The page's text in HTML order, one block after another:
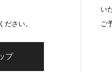
さい。
プ
い
ご